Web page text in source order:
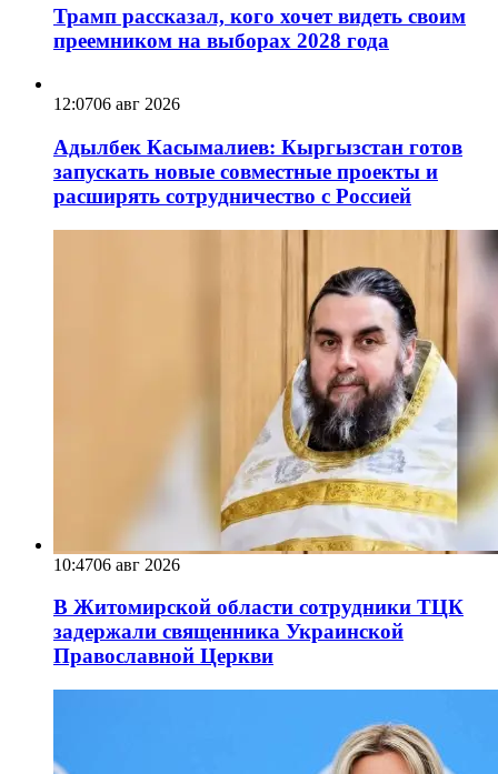
Трамп рассказал, кого хочет видеть своим
преемником на выборах 2028 года
12:0706 авг 2026
Адылбек Касымалиев: Кыргызстан готов
запускать новые совместные проекты и
расширять сотрудничество с Россией
10:4706 авг 2026
В Житомирской области сотрудники ТЦК
задержали священника Украинской
Православной Церкви